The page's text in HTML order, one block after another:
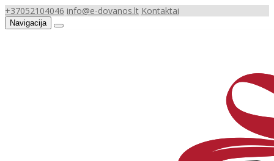
+37052104046 info@e-dovanos.lt Kontaktai
Navigacija